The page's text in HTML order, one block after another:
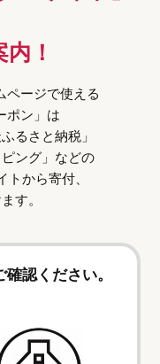
！
ページで使える
ポン」は
るさと納税」
ピング」などの
から寄付、
す。
認ください。